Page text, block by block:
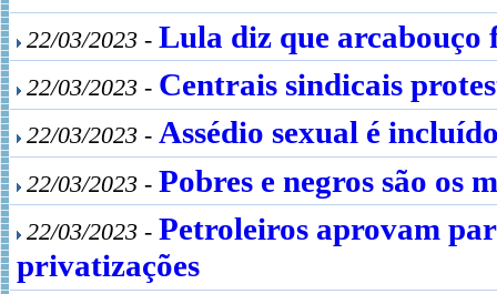
22/03/2023 - Lula diz que arcabouço
22/03/2023 - Centrais sindicais
22/03/2023 - Assédio sexual é
22/03/2023 - Pobres e negros são os
22/03/2023 - Petroleiros aprovam
privatizações